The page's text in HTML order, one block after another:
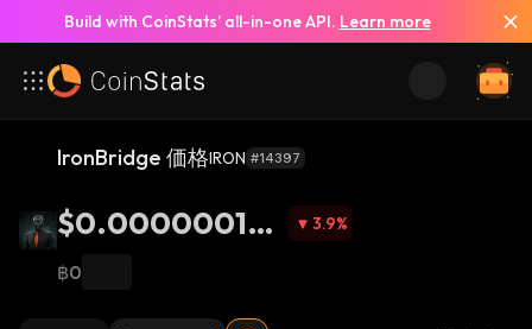
Build with CoinStats’ all-in-one API. Learn more
IronBridge 価格IRON #14397
$0.000000174
9
3.9%
฿0